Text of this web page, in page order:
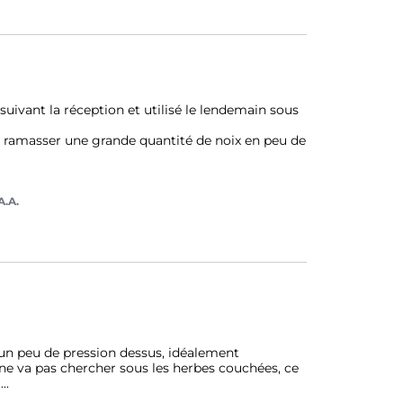
la réception et utilisé le lendemain sous
une grande quantité de noix en peu de
peu de pression dessus, idéalement
va pas chercher sous les herbes couchées, ce
...